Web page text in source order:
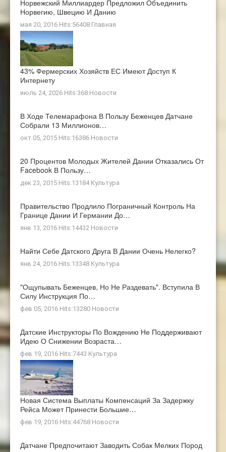
Норвежский Миллиардер Предложил Объединить
Норвегию, Швецию И Данию
мая 20, 2016 Hits:56408 Главная
43% Фермерских Хозяйств ЕС Имеют Доступ К
Интернету
июль 24, 2026 Hits:368 Новости
В Ходе Телемарафона В Пользу Беженцев Датчане
Собрали 13 Миллионов…
окт 05, 2015 Hits:16386 Новости
20 Процентов Молодых Жителей Дании Отказались От
Facebook В Пользу…
дек 23, 2015 Hits:13184 Культура
Правительство Продлило Пограничный Контроль На
Границе Дании И Германии До…
янв 13, 2016 Hits:14432 Новости
Найти Себе Датского Друга В Дании Очень Нелегко?
янв 24, 2016 Hits:13348 Культура
"Ощупывать Беженцев, Но Не Раздевать". Вступила В
Силу Инструкция По…
фев 05, 2016 Hits:13280 Новости
Датские Инструкторы По Вождению Не Поддерживают
Идею О Снижении Возраста…
фев 19, 2016 Hits:7443 Культура
Новая Система Выплаты Компенсаций За Задержку
Рейса Может Принести Большие…
фев 19, 2016 Hits:44768 Новости
Датчане Предпочитают Заводить Собак Мелких Пород